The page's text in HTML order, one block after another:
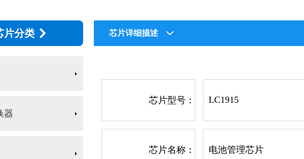
片分类
器
芯片详细描述
芯片型号： LC1915
芯片名称： 电池管理芯片